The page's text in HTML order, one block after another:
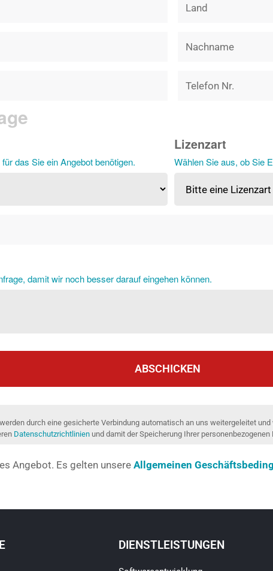
das Sie ein Angebot benötigen.
Lizenzart
Wählen Sie aus, ob Sie
damit wir noch besser darauf eingehen können.
ABSCHICKEN
durch eine gesicherte Verbindung automatisch an uns weitergeleitet
Datenschutzrichtlinien und damit der Speicherung Ihrer
Angebot. Es gelten unsere Allgemeinen
DIENSTLEISTUNGEN